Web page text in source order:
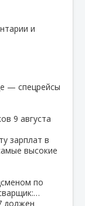
и
— спецрейсы
9 августа
зарплат в
высокие
по
должен